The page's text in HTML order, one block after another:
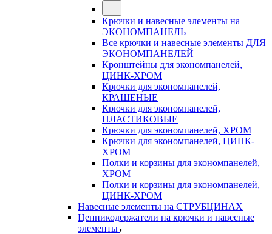
Крючки и навесные элементы на
ЭКОНОМПАНЕЛЬ
Все крючки и навесные элементы ДЛЯ
ЭКОНОМПАНЕЛЕЙ
Кронштейны для экономпанелей,
ЦИНК-ХРОМ
Крючки для экономпанелей,
КРАШЕНЫЕ
Крючки для экономпанелей,
ПЛАСТИКОВЫЕ
Крючки для экономпанелей, ХРОМ
Крючки для экономпанелей, ЦИНК-
ХРОМ
Полки и корзины для экономпанелей,
ХРОМ
Полки и корзины для экономпанелей,
ЦИНК-ХРОМ
Навесные элементы на СТРУБЦИНАХ
Ценникодержатели на крючки и навесные
элементы